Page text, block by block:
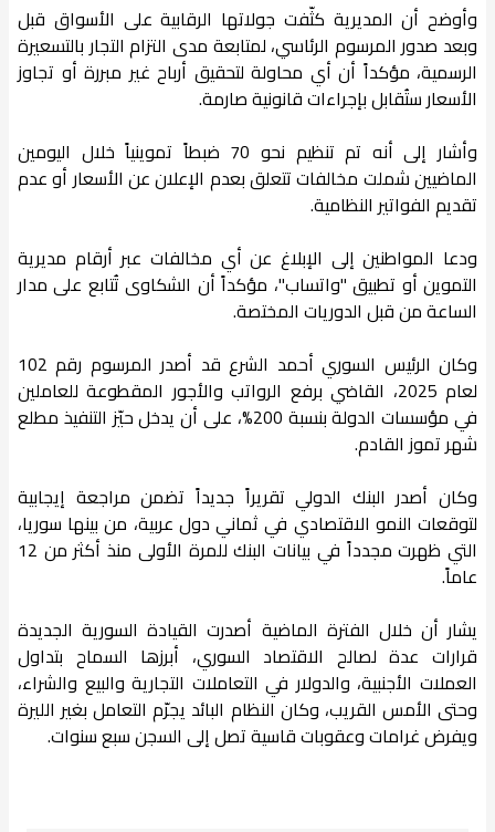
وأوضح أن المديرية كثّفت جولاتها الرقابية على الأسواق قبل
وبعد صدور المرسوم الرئاسي، لمتابعة مدى التزام التجار بالتسعيرة
الرسمية، مؤكداً أن أي محاولة لتحقيق أرباح غير مبررة أو تجاوز
الأسعار ستُقابل بإجراءات قانونية صارمة.
وأشار إلى أنه تم تنظيم نحو 70 ضبطاً تموينياً خلال اليومين
الماضيين شملت مخالفات تتعلق بعدم الإعلان عن الأسعار أو عدم
تقديم الفواتير النظامية.
ودعا المواطنين إلى الإبلاغ عن أي مخالفات عبر أرقام مديرية
التموين أو تطبيق "واتساب"، مؤكداً أن الشكاوى تُتابع على مدار
الساعة من قبل الدوريات المختصة.
وكان الرئيس السوري أحمد الشرع قد أصدر المرسوم رقم 102
لعام 2025، القاضي برفع الرواتب والأجور المقطوعة للعاملين
في مؤسسات الدولة بنسبة 200%، على أن يدخل حيّز التنفيذ مطلع
شهر تموز القادم.
وكان أصدر البنك الدولي تقريراً جديداً تضمن مراجعة إيجابية
لتوقعات النمو الاقتصادي في ثماني دول عربية، من بينها سوريا،
التي ظهرت مجدداً في بيانات البنك للمرة الأولى منذ أكثر من 12
عاماً.
يشار أن خلال الفترة الماضية أصدرت القيادة السورية الجديدة
قرارات عدة لصالح الاقتصاد السوري، أبرزها السماح بتداول
العملات الأجنبية، والدولار في التعاملات التجارية والبيع والشراء،
وحتى الأمس القريب، وكان النظام البائد يجرّم التعامل بغير الليرة
ويفرض غرامات وعقوبات قاسية تصل إلى السجن سبع سنوات.